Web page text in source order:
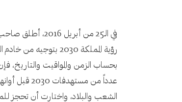
في الـ25 من
رؤية المملكة 2030 بتوجيه من خادم الحرمين الشريفين الملك سلمان بن عبد العزيز آل سعود، لتبدأ الرحلة.. رحلة المملكة نحو النهضة الشاملة.
عدداً من
الشعب والبلاد، واختارت أن تحجز